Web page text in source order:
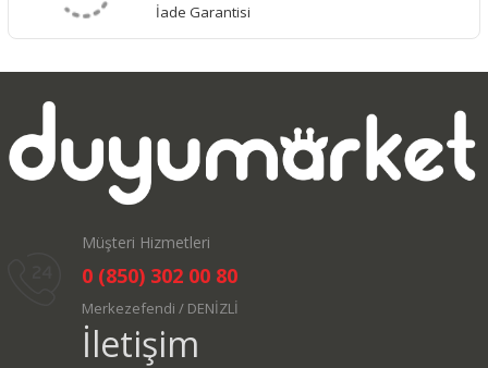
İade Garantisi
Müşteri Hizmetleri
0 (850) 302 00 80
Merkezefendi / DENİZLİ
İletişim